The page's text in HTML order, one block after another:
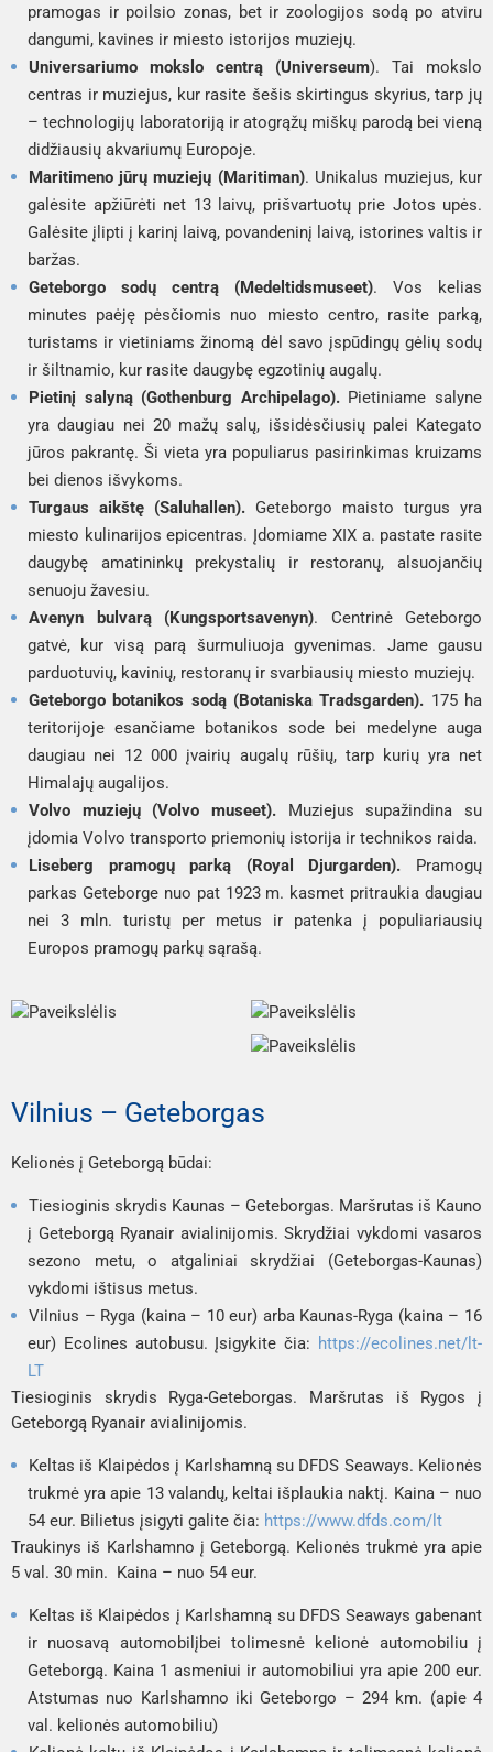
pramogas ir poilsio zonas, bet ir zoologijos sodą po atviru
dangumi, kavines ir miesto istorijos muziejų.
Universariumo mokslo centrą (Universeum). Tai mokslo
centras ir muziejus, kur rasite šešis skirtingus skyrius, tarp jų
– technologijų laboratoriją ir atogrąžų miškų parodą bei vieną
didžiausių akvariumų Europoje.
Maritimeno jūrų muziejų (Maritiman). Unikalus muziejus, kur
galėsite apžiūrėti net 13 laivų, prišvartuotų prie Jotos upės.
Galėsite įlipti į karinį laivą, povandeninį laivą, istorines valtis ir
baržas.
Geteborgo sodų centrą (Medeltidsmuseet). Vos kelias
minutes paėję pėsčiomis nuo miesto centro, rasite parką,
turistams ir vietiniams žinomą dėl savo įspūdingų gėlių sodų
ir šiltnamio, kur rasite daugybę egzotinių augalų.
Pietinį salyną (Gothenburg Archipelago). Pietiniame salyne
yra daugiau nei 20 mažų salų, išsidėsčiusių palei Kategato
jūros pakrantę. Ši vieta yra populiarus pasirinkimas kruizams
bei dienos išvykoms.
Turgaus aikštę (Saluhallen). Geteborgo maisto turgus yra
miesto kulinarijos epicentras. Įdomiame XIX a. pastate rasite
daugybę amatininkų prekystalių ir restoranų, alsuojančių
senuoju žavesiu.
Avenyn bulvarą (Kungsportsavenyn). Centrinė Geteborgo
gatvė, kur visą parą šurmuliuoja gyvenimas. Jame gausu
parduotuvių, kavinių, restoranų ir svarbiausių miesto muziejų.
Geteborgo botanikos sodą (Botaniska Tradsgarden). 175 ha
teritorijoje esančiame botanikos sode bei medelyne auga
daugiau nei 12 000 įvairių augalų rūšių, tarp kurių yra net
Himalajų augalijos.
Volvo muziejų (Volvo museet). Muziejus supažindina su
įdomia Volvo transporto priemonių istorija ir technikos raida.
Liseberg pramogų parką (Royal Djurgarden). Pramogų
parkas Geteborge nuo pat 1923 m. kasmet pritraukia daugiau
nei 3 mln. turistų per metus ir patenka į populiariausių
Europos pramogų parkų sąrašą.
Vilnius – Geteborgas
Kelionės į Geteborgą būdai:
Tiesioginis skrydis Kaunas – Geteborgas. Maršrutas iš Kauno
į Geteborgą Ryanair avialinijomis. Skrydžiai vykdomi vasaros
sezono metu, o atgaliniai skrydžiai (Geteborgas-Kaunas)
vykdomi ištisus metus.
Vilnius – Ryga (kaina – 10 eur) arba Kaunas-Ryga (kaina – 16
eur) Ecolines autobusu. Įsigykite čia: https://ecolines.net/lt-
LT
Tiesioginis skrydis Ryga-Geteborgas. Maršrutas iš Rygos į
Geteborgą Ryanair avialinijomis.
Keltas iš Klaipėdos į Karlshamnąsu DFDS Seaways. Kelionės
trukmė yra apie 13 valandų, keltai išplaukia naktį. Kaina – nuo
54 eur. Bilietus įsigyti galite čia: https://www.dfds.com/lt
Traukinys iš Karlshamno į Geteborgą. Kelionės trukmė yra apie
5 val. 30 min. Kaina – nuo 54 eur.
Keltas iš Klaipėdos į Karlshamną su DFDS Seaways gabenant
ir nuosavą automobilįbei tolimesnė kelionė automobiliu į
Geteborgą. Kaina 1 asmeniui ir automobiliui yra apie 200 eur.
Atstumas nuo Karlshamno iki Geteborgo – 294 km. (apie 4
val. kelionės automobiliu)